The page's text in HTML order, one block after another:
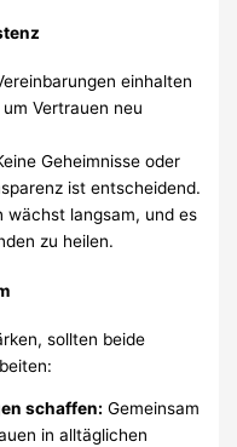
einhalten
Vertrauen neu
Geheimnisse oder
ist entscheidend.
wächst langsam, und es
zu heilen.
sollten beide
schaffen: Gemeinsam
in alltäglichen